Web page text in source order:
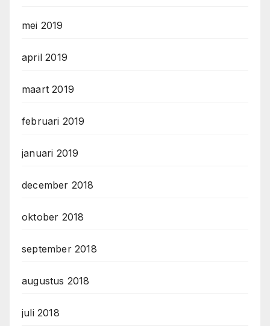
mei 2019
april 2019
maart 2019
februari 2019
januari 2019
december 2018
oktober 2018
september 2018
augustus 2018
juli 2018